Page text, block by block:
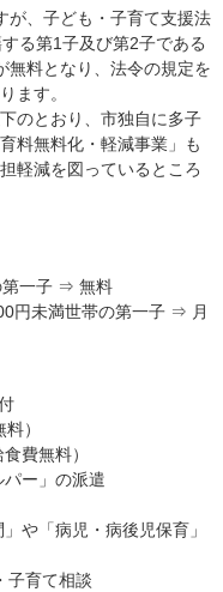
、子ども・子育て支援法
る第1子及び第2子である
無料となり、法令の規定を
ます。
のとおり、市独自に多子
料無料化・軽減事業」も
軽減を図っているところ
第一子 ⇒ 無料
円未満世帯の第一子 ⇒ 月
）
費無料）
ー」の派遣
や「病児・病後児保育」
子育て相談